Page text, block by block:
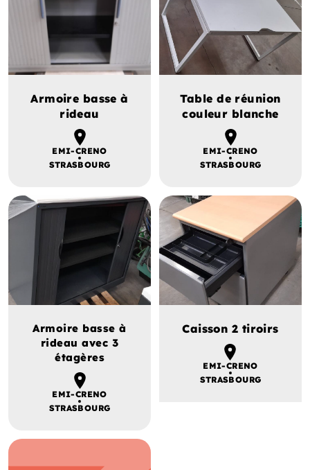
Armoire basse à
rideau
EMI-CRENO
STRASBOURG
Table de réunion
couleur blanche
EMI-CRENO
STRASBOURG
Armoire basse à
rideau avec 3
étagères
EMI-CRENO
STRASBOURG
Caisson 2 tiroirs
EMI-CRENO
STRASBOURG